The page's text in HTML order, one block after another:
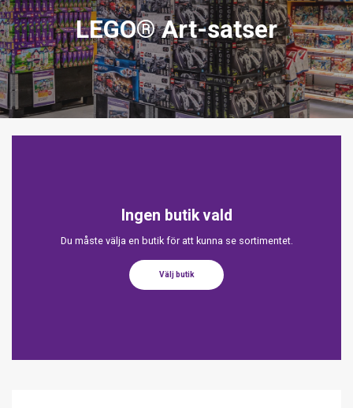
LEGO® Art-satser
Ingen butik vald
Du måste välja en butik för att kunna se sortimentet.
Välj butik